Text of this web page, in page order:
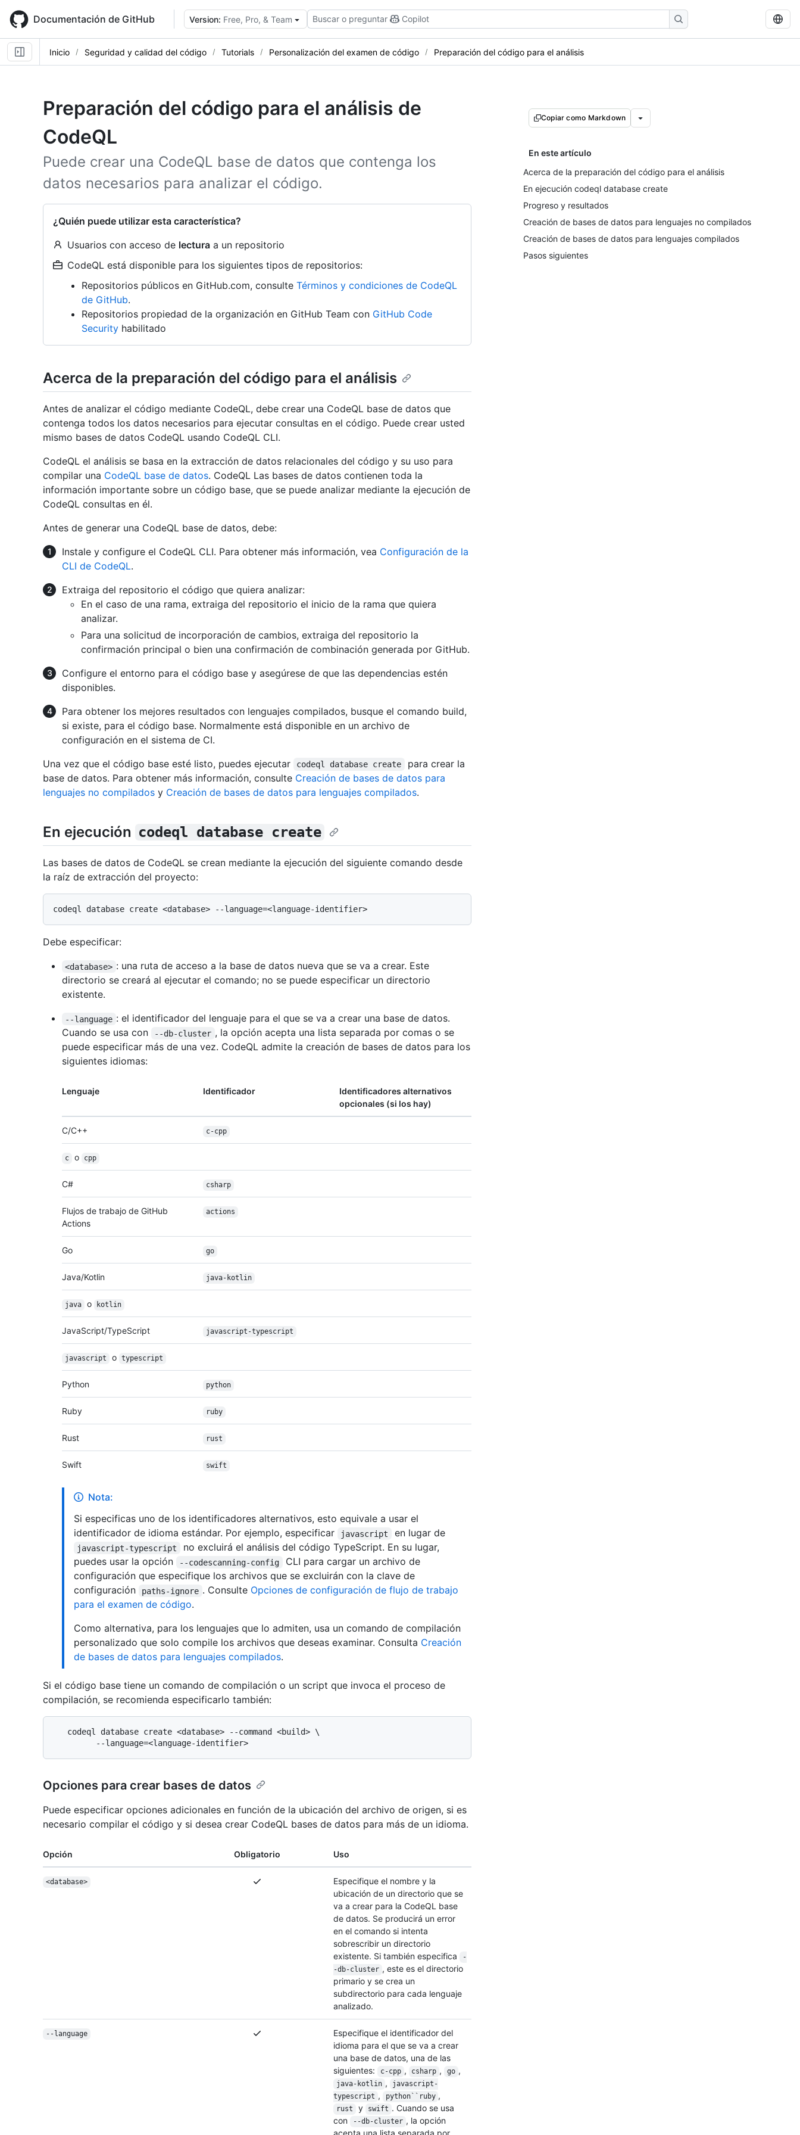
main
content
Documentación de GitHub Version: Free, Pro, & Team Buscar o preguntar Copilot
Inicio Seguridad y calidad del código Tutorials Personalización del examen de código Preparación del código para el análisis
Preparación del código para el análisis de
CodeQL
Puede crear una CodeQL base de datos que contenga los
datos necesarios para analizar el código.
¿Quién puede utilizar esta característica?
Usuarios con acceso de lectura a un repositorio
CodeQL está disponible para los siguientes tipos de repositorios:
Repositorios públicos en GitHub.com, consulte Términos y condiciones de CodeQL
de GitHub.
Repositorios propiedad de la organización en GitHub Team con GitHub Code
Security habilitado
Copiar como Markdown
En este artículo
Acerca de la preparación del código para el análisis
En ejecución codeql database create
Progreso y resultados
Creación de bases de datos para lenguajes no compilados
Creación de bases de datos para lenguajes compilados
Pasos siguientes
Acerca de la preparación del código para el análisis
Antes de analizar el código mediante CodeQL, debe crear una CodeQL base de datos que
contenga todos los datos necesarios para ejecutar consultas en el código. Puede crear usted
mismo bases de datos CodeQL usando CodeQL CLI.
CodeQL el análisis se basa en la extracción de datos relacionales del código y su uso para
compilar una CodeQL base de datos. CodeQL Las bases de datos contienen toda la
información importante sobre un código base, que se puede analizar mediante la ejecución de
CodeQL consultas en él.
Antes de generar una CodeQL base de datos, debe:
Instale y configure el CodeQL CLI. Para obtener más información, vea Configuración de la
CLI de CodeQL.
Extraiga del repositorio el código que quiera analizar:
En el caso de una rama, extraiga del repositorio el inicio de la rama que quiera
analizar.
Para una solicitud de incorporación de cambios, extraiga del repositorio la
confirmación principal o bien una confirmación de combinación generada por GitHub.
Configure el entorno para el código base y asegúrese de que las dependencias estén
disponibles.
Para obtener los mejores resultados con lenguajes compilados, busque el comando build,
si existe, para el código base. Normalmente está disponible en un archivo de
configuración en el sistema de CI.
Una vez que el código base esté listo, puedes ejecutar
codeql database create
para crear la
base de datos. Para obtener más información, consulte Creación de bases de datos para
lenguajes no compilados y Creación de bases de datos para lenguajes compilados.
En ejecución codeql database create
Las bases de datos de CodeQL se crean mediante la ejecución del siguiente comando desde
la raíz de extracción del proyecto:
Debe especificar:
<database> : una ruta de acceso a la base de datos nueva que se va a crear. Este
directorio se creará al ejecutar el comando; no se puede especificar un directorio
existente.
--language : el identificador del lenguaje para el que se va a crear una base de datos.
Cuando se usa con
--db-cluster , la opción acepta una lista separada por comas o se
puede especificar más de una vez. CodeQL admite la creación de bases de datos para los
siguientes idiomas:
Lenguaje Identificador
Identificadores alternativos
opcionales (si los hay)
C/C++ c-cpp
c o cpp
C# csharp
Flujos de trabajo de GitHub
Actions
actions
Go go
Java/Kotlin java-kotlin
java o kotlin
JavaScript/TypeScript javascript-typescript
javascript o typescript
Python python
Ruby ruby
Rust rust
Swift swift
Nota:
Si especificas uno de los identificadores alternativos, esto equivale a usar el
identificador de idioma estándar. Por ejemplo, especificar
javascript en lugar de
javascript-typescript
no excluirá el análisis del código TypeScript. En su lugar,
puedes usar la opción
--codescanning-config
CLI para cargar un archivo de
configuración que especifique los archivos que se excluirán con la clave de
configuración
paths-ignore . Consulte Opciones de configuración de flujo de trabajo
para el examen de código.
Como alternativa, para los lenguajes que lo admiten, usa un comando de compilación
personalizado que solo compile los archivos que deseas examinar. Consulta Creación
de bases de datos para lenguajes compilados.
Si el código base tiene un comando de compilación o un script que invoca el proceso de
compilación, se recomienda especificarlo también:
Opciones para crear bases de datos
Puede especificar opciones adicionales en función de la ubicación del archivo de origen, si es
necesario compilar el código y si desea crear CodeQL bases de datos para más de un idioma.
Opción Obligatorio Uso
<database>
Especifique el nombre y la
ubicación de un directorio que se
va a crear para la CodeQL base
de datos. Se producirá un error
en el comando si intenta
sobrescribir un directorio
existente. Si también especifica
-
-db-cluster , este es el directorio
primario y se crea un
subdirectorio para cada lenguaje
analizado.
--language
Especifique el identificador del
idioma para el que se va a crear
una base de datos, una de las
siguientes:
c-cpp , csharp , go ,
java-kotlin ,
javascript-
typescript , python``ruby ,
rust y swift . Cuando se usa
con
--db-cluster , la opción